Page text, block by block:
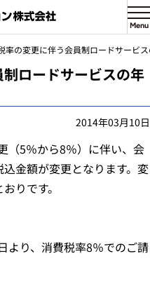
Menu
率の変更に伴う会員制ロードサービ
ロードサービスの年
2014年03月10日
（5％から8％）に伴い、会
金額が変更となります。変
りです。
より、消費税率8％でのご請